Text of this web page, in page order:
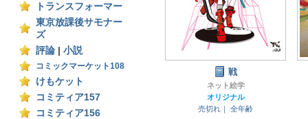
トランスフォーマー
東京放課後サモナー
ズ
評論
小説
コミックマーケット108
けもケット
コミティア157
コミティア156
戦
ネット絵学
オリジナル
売切れ｜
全年齢